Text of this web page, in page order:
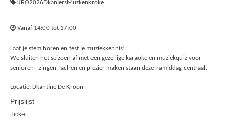
KRO2026DkanjersMuzkenkroke
Vanaf 14:00 tot 17:00
Laat je stem horen en test je muziekkennis!
We sluiten het seizoen af met een gezellige karaoke en muziekquiz voor
senioren - zingen, lachen en plezier maken staan deze namiddag centraal.
Locatie: Dkantine De Kroon
Prijslijst
Ticket: